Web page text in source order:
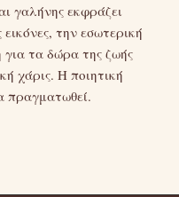
γαλήνης εκφράζει
την εσωτερική
για τα δώρα της ζωής
χάρις. Η ποιητική
πραγματωθεί.